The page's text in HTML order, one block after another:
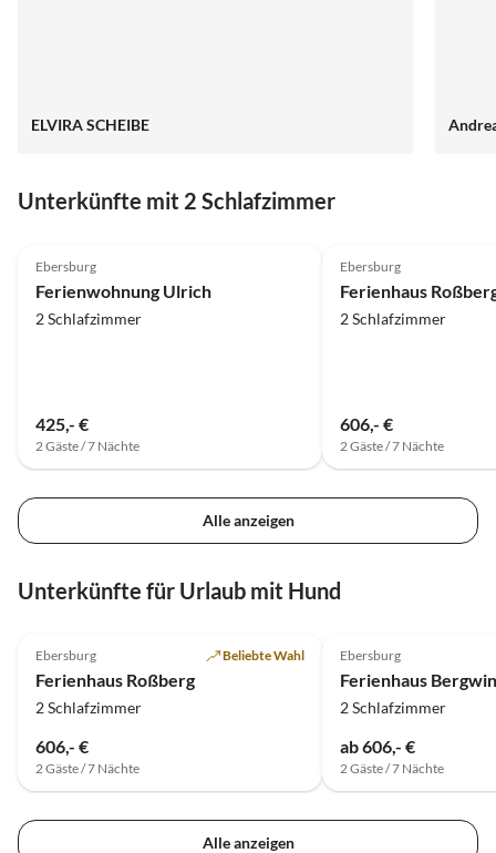
ELVIRA SCHEIBE
Unterkünfte mit 2 Schlafzimmer
Ebersburg
Ferienwohnung Ulrich
2 Schlafzimmer
425,- €
2 Gäste / 7 Nächte
Ebersburg
Ferienhaus
2 Schlafzimmer
606,- €
2 Gäste / 7 Nächte
Alle anzeigen
Unterkünfte für Urlaub mit Hund
Ebersburg Beliebte Wahl
Ferienhaus Roßberg
2 Schlafzimmer
606,- €
2 Gäste / 7 Nächte
Ebersburg
Ferienhaus
2 Schlafzimmer
ab 606,- €
2 Gäste / 7 Nächte
Alle anzeigen